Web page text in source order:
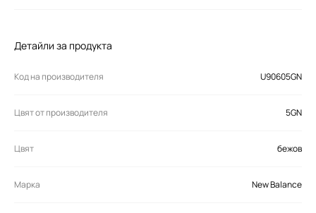
Детайли за продукта
Код на производителя U90605GN
Цвят от производителя 5GN
Цвят бежов
Марка New Balance